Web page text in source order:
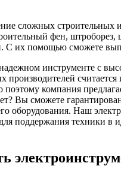
сложных
фен, штроборез,
С их помощью сможете
инструменте с
производителей
компания
Вы сможете
оборудования. Наш
поддержания техники в